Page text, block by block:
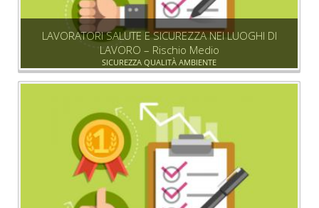
LAVORATORI SALUTE E SICUREZZA NEI LUOGHI DI
LAVORO – Rischio Medio
SICUREZZA QUALITÀ AMBIENTE